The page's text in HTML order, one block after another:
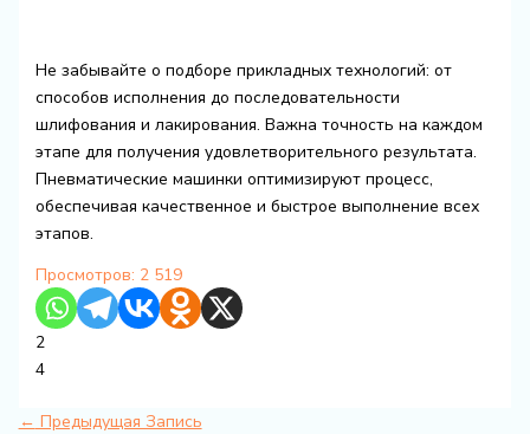
Не забывайте о подборе прикладных технологий: от
способов исполнения до последовательности
шлифования и лакирования. Важна точность на каждом
этапе для получения удовлетворительного результата.
Пневматические машинки оптимизируют процесс,
обеспечивая качественное и быстрое выполнение всех
этапов.
Просмотров: 2 519
2
4
← Предыдущая Запись